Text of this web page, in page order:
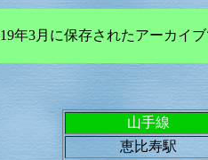
年3月に保存されたアーカイ
山手線
恵比寿駅